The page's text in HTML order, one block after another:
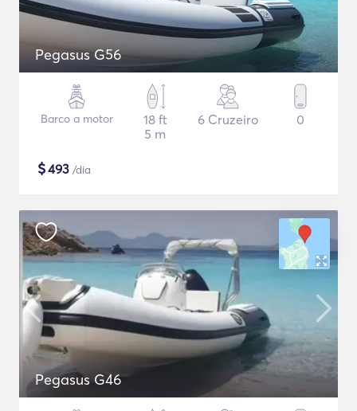
Pegasus G56
Barco a motor
18 ft
5 m
6 Cruzeiro 0
$493 /dia
Pegasus G46